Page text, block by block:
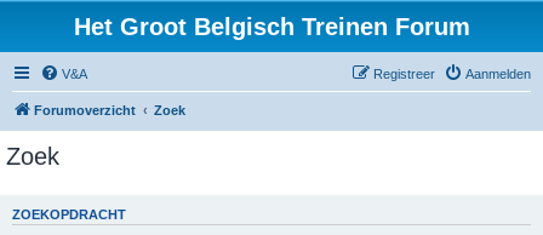
Het Groot Belgisch Treinen Forum
V&A Aanmelden
Registreer
Forumoverzicht Zoek
Zoek
ZOEKOPDRACHT